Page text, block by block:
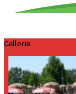
Galleria